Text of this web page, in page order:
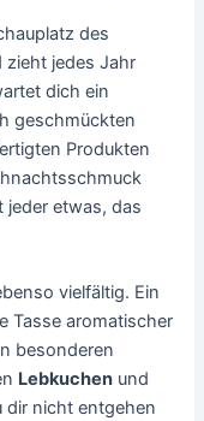
des
zieht jedes Jahr
dich ein
geschmückten
Produkten
jeder etwas, das
vielfältig. Ein
Tasse aromatischer
besonderen
Lebkuchen und
dir nicht entgehen